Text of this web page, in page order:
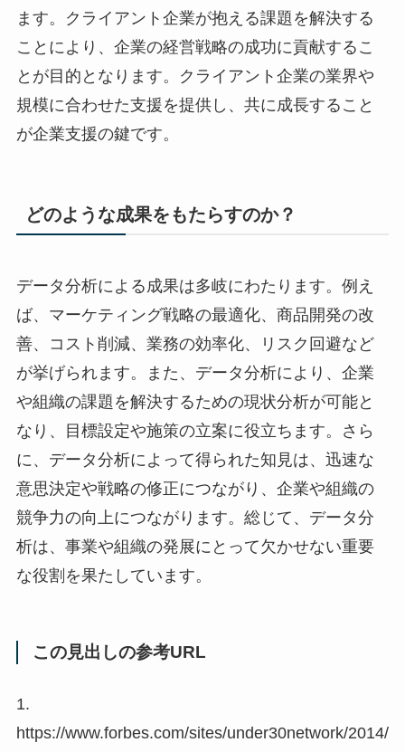
ます。クライアント企業が抱える課題を解決する
ことにより、企業の経営戦略の成功に貢献するこ
とが目的となります。クライアント企業の業界や
規模に合わせた支援を提供し、共に成長すること
が企業支援の鍵です。
どのような成果をもたらすのか？
データ分析による成果は多岐にわたります。例え
ば、マーケティング戦略の最適化、商品開発の改
善、コスト削減、業務の効率化、リスク回避など
が挙げられます。また、データ分析により、企業
や組織の課題を解決するための現状分析が可能と
なり、目標設定や施策の立案に役立ちます。さら
に、データ分析によって得られた知見は、迅速な
意思決定や戦略の修正につながり、企業や組織の
競争力の向上につながります。総じて、データ分
析は、事業や組織の発展にとって欠かせない重要
な役割を果たしています。
この見出しの参考URL
1.
https://www.forbes.com/sites/under30network/2014/